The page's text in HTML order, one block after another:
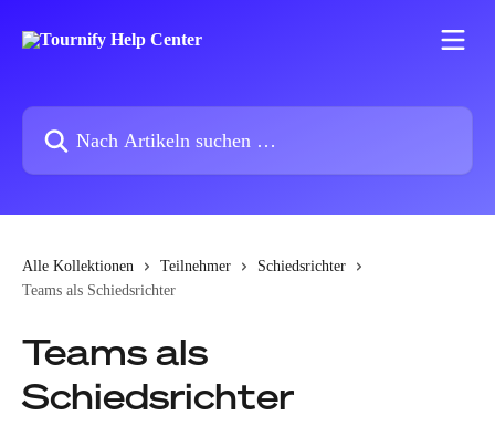
Nach Artikeln suchen …
Alle Kollektionen Teilnehmer
Schiedsrichter
Teams als Schiedsrichter
Teams als
Schiedsrichter